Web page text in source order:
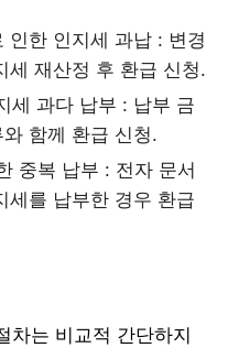
인한 인지세 과납 : 변경
세 재산정 후 환급 신청.
세 과다 납부 : 납부 금
함께 환급 신청.
중복 납부 : 전자 문서
세를 납부한 경우 환급
차는 비교적 간단하지